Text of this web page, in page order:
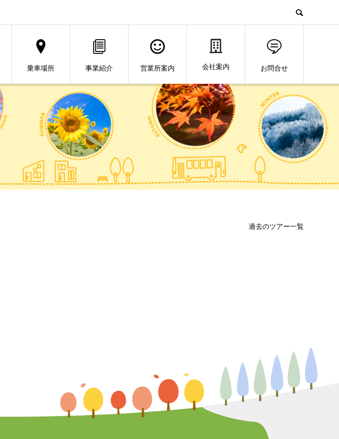
乗車場所 事業紹介 営業所案内 会社案内 お問合せ
過去のツアー一覧